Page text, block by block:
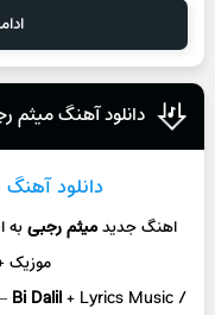
دانلود آهنگ میثم
دانلود آهنگ
اهنگ جدیدمیثم رجبی
موزیک +
–Bi Dalil+ Lyrics Music /